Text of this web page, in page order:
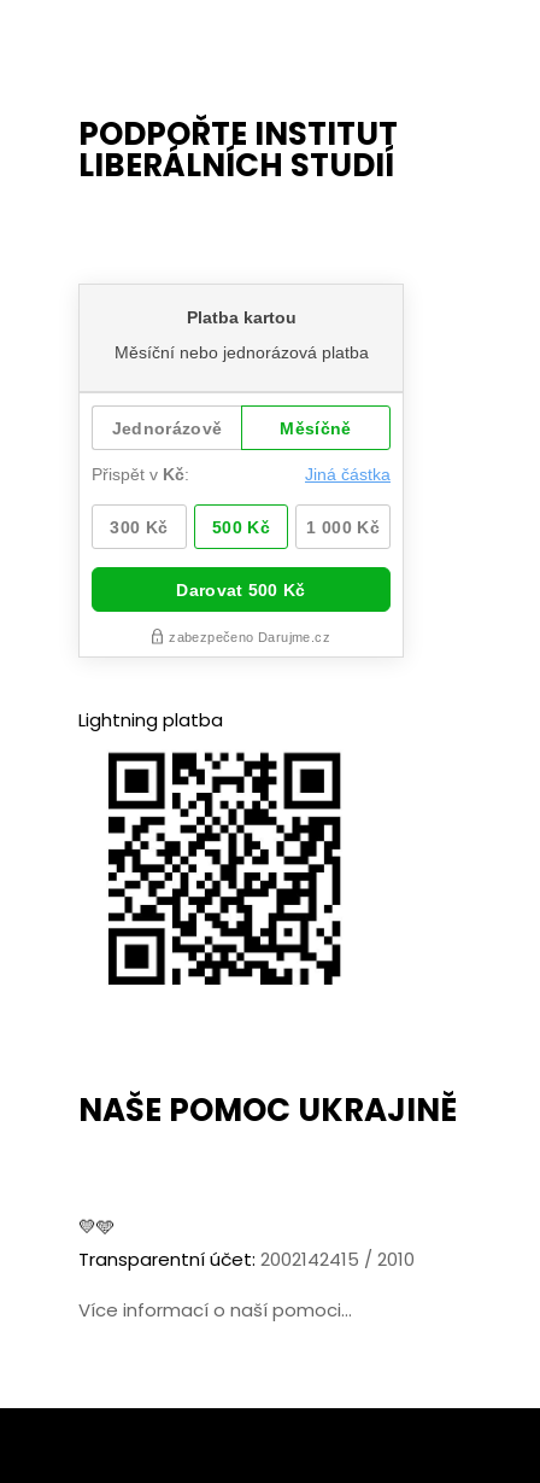
PODPOŘTE INSTITUT
LIBERÁLNÍCH STUDIÍ
Lightning platba
NAŠE POMOC UKRAJINĚ
💛🩵
Transparentní účet: 2002142415 / 2010
Více informací o naší pomoci...